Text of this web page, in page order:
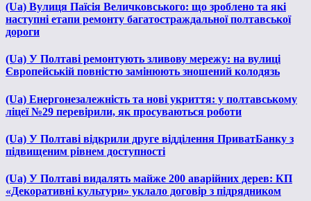
(Ua) Вулиця Паїсія Величковського: що зроблено та які
наступні етапи ремонту багатостраждальної полтавської
дороги
(Ua) У Полтаві ремонтують зливову мережу: на вулиці
Європейській повністю замінюють зношений колодязь
(Ua) Енергонезалежність та нові укриття: у полтавському
ліцеї №29 перевірили, як просуваються роботи
(Ua) У Полтаві відкрили друге відділення ПриватБанку з
підвищеним рівнем доступності
(Ua) У Полтаві видалять майже 200 аварійних дерев: КП
«Декоративні культури» уклало договір з підрядником